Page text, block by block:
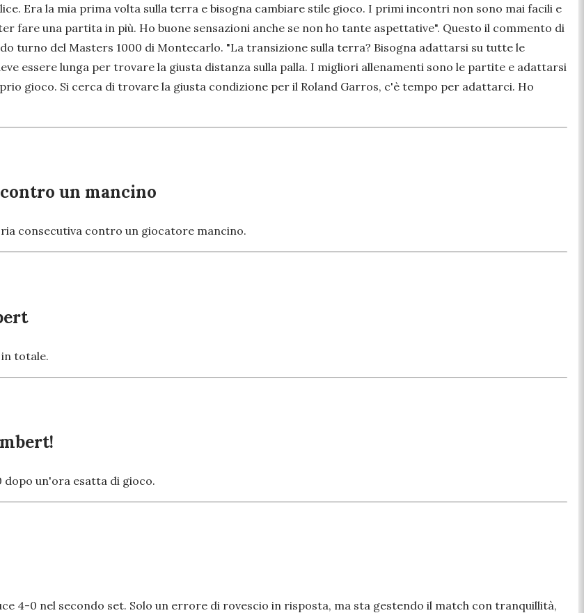
Era la mia prima volta sulla terra e bisogna cambiare stile gioco. I primi incontri non sono mai facili e
una partita in più. Ho buone sensazioni anche se non ho tante aspettative". Questo il commento di
turno del Masters 1000 di Montecarlo. "La transizione sulla terra? Bisogna adattarsi su tutte le
essere lunga per trovare la giusta distanza sulla palla. I migliori allenamenti sono le partite e adattarsi
gioco. Si cerca di trovare la giusta condizione per il Roland Garros, c'è tempo per adattarci. Ho
un mancino
consecutiva contro un giocatore mancino.
totale.
dopo un'ora esatta di gioco.
4-0 nel secondo set. Solo un errore di rovescio in risposta, ma sta gestendo il match con tranquillità,